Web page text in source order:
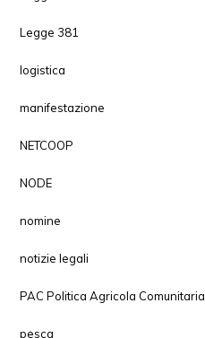
Legge 381
logistica
manifestazione
NETCOOP
NODE
nomine
notizie legali
PAC Politica Agricola Comunitaria
pesca